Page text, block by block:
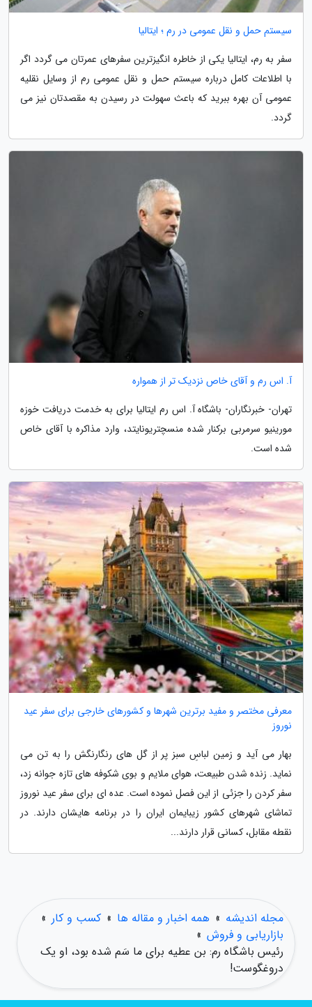
سیستم حمل و نقل عمومی در رم ؛ ایتالیا
سفر به رم، ایتالیا یکی از خاطره انگیزترین سفرهای عمرتان می گردد اگر
با اطلاعات کامل درباره سیستم حمل و نقل عمومی رم از وسایل نقلیه
عمومی آن بهره ببرید که باعث سهولت در رسیدن به مقصدتان نیز می
گردد.
آ. اس رم و آقای خاص نزدیک تر از همواره
تهران- خبرنگاران- باشگاه آ. اس رم ایتالیا برای به خدمت دریافت خوزه
مورینیو سرمربی برکنار شده منسچتریونایتد، وارد مذاکره با آقای خاص
شده است.
معرفی مختصر و مفید برترین شهرها و کشورهای خارجی برای سفر عید
نوروز
بهار می آید و زمین لباسِ سبز پر از گل های رنگارنگش را به تن می
نماید. زنده شدن طبیعت، هوای ملایم و بوی شکوفه های تازه جوانه زد،
سفر کردن را جزئی از این فصل نموده است. عده ای برای سفر عید نوروز
تماشای شهرهای کشور زیبایمان ایران را در برنامه هایشان دارند. در
نقطه مقابل، کسانی قرار دارند...
مجله اندیشه » همه اخبار و مقاله ها » کسب و کار »
بازاریابی و فروش »
رئیس باشگاه رم: بن عطیه برای ما سَم شده بود، او یک
دروغگوست!